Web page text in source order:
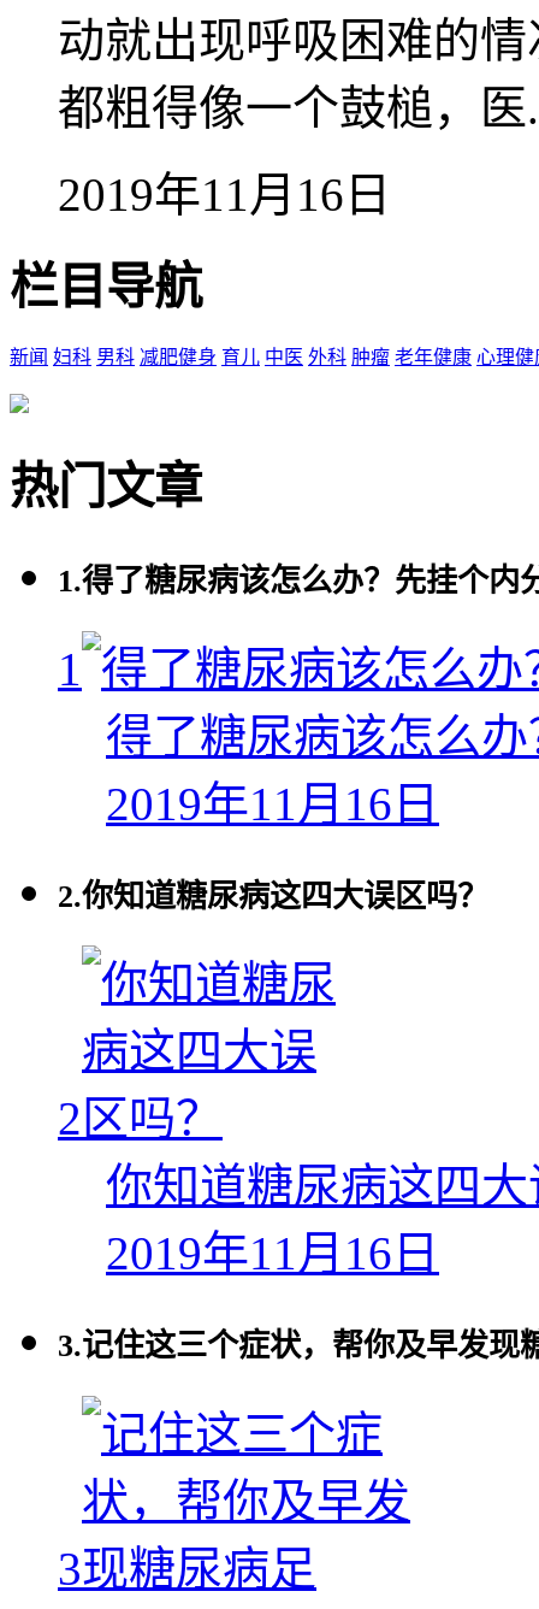
动就出现呼吸困难的
都粗得像一个鼓槌，医
2019年11月16日
栏目导航
新闻 妇科 男科 减肥健身 育儿 中医 外科 肿瘤 老年健康 心理健
热门文章
1.得了糖尿病该怎么办？先挂个内
1
得了糖尿病该怎么
2019年11月16日
2.你知道糖尿病这四大误区吗？
2
你知道糖尿病这四
2019年11月16日
3.记住这三个症状，帮你及早发现
3